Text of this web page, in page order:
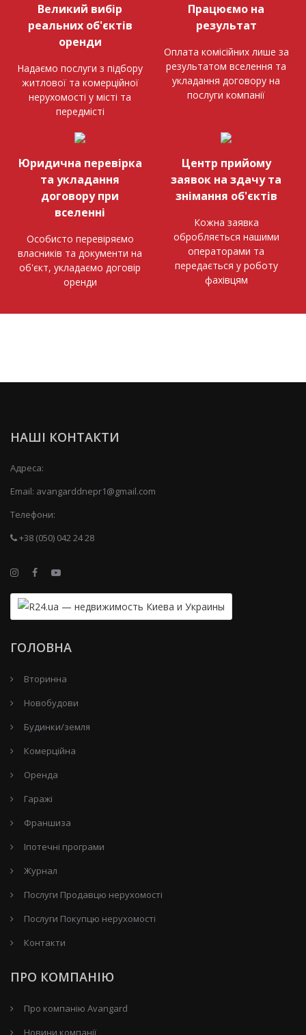
Великий вибір
реальних об'єктів
оренди
Надаємо послуги з підбору
житлової та комерційної
нерухомості у місті та
передмісті
Працюємо на
результат
Оплата комісійних лише за
результатом вселення та
укладання договору на
послуги компанії
Юридична перевірка
та укладання
договору при
вселенні
Особисто перевіряємо
власників та документи на
об'єкт, укладаємо договір
оренди
Центр прийому
заявок на здачу та
знімання об'єктів
Кожна заявка
обробляється нашими
операторами та
передається у роботу
фахівцям
НАШІ КОНТАКТИ
Адреса:
Email: avangarddnepr1@gmail.com
Телефони:
+38 (050) 042 24 28
ГОЛОВНА
Вторинна
Новобудови
Будинки/земля
Комерційна
Оренда
Гаражі
Франшиза
Іпотечні програми
Журнал
Послуги Продавцю нерухомості
Послуги Покупцю нерухомості
Контакти
ПРО КОМПАНІЮ
Про компанію Avangard
Новини компанії